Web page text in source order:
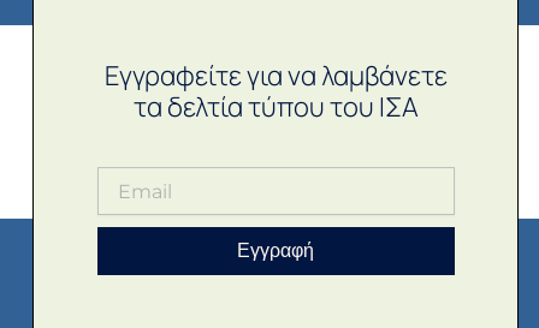
Εγγραφείτε για να λαμβάνετε
τα δελτία τύπου του ΙΣΑ
Εγγραφή